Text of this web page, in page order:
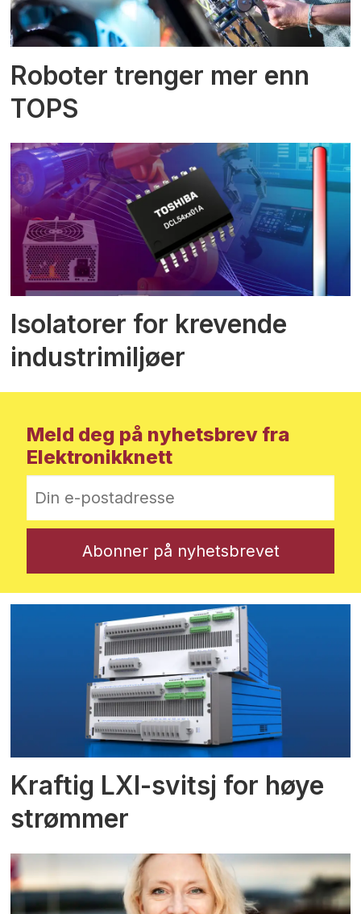
Roboter trenger mer enn
TOPS
Isolatorer for krevende
industrimiljøer
Meld deg på nyhetsbrev fra
Elektronikknett
Kraftig LXI-svitsj for høye
strømmer